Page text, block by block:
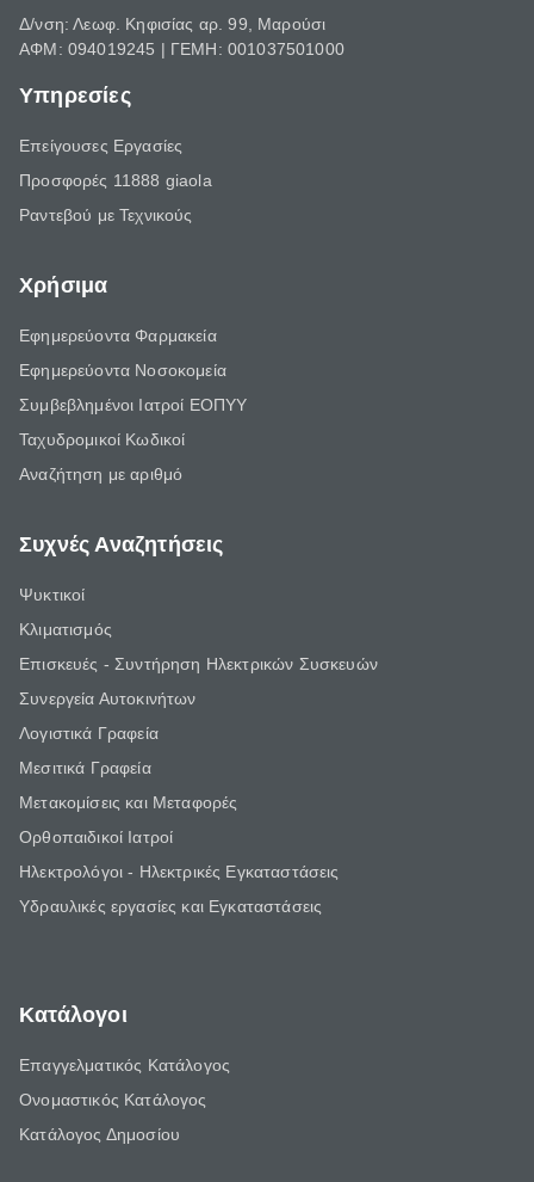
Δ/νση: Λεωφ. Κηφισίας αρ. 99, Μαρούσι
ΑΦΜ: 094019245 | ΓΕΜΗ: 001037501000
Υπηρεσίες
Επείγουσες Εργασίες
Προσφορές 11888 giaola
Ραντεβού με Τεχνικούς
Χρήσιμα
Εφημερεύοντα Φαρμακεία
Εφημερεύοντα Νοσοκομεία
Συμβεβλημένοι Ιατροί ΕΟΠΥΥ
Ταχυδρομικοί Κωδικοί
Αναζήτηση με αριθμό
Συχνές Αναζητήσεις
Ψυκτικοί
Κλιματισμός
Επισκευές - Συντήρηση Ηλεκτρικών Συσκευών
Συνεργεία Αυτοκινήτων
Λογιστικά Γραφεία
Μεσιτικά Γραφεία
Μετακομίσεις και Μεταφορές
Ορθοπαιδικοί Ιατροί
Ηλεκτρολόγοι - Ηλεκτρικές Εγκαταστάσεις
Υδραυλικές εργασίες και Εγκαταστάσεις
Κατάλογοι
Επαγγελματικός Κατάλογος
Ονομαστικός Κατάλογος
Κατάλογος Δημοσίου